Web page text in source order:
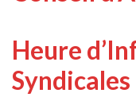
Heure
Syndicales